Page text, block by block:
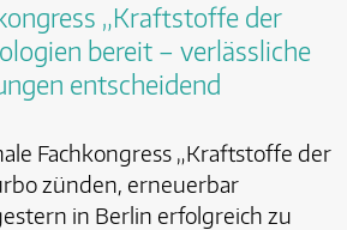
„Kraftstoffe der
bereit – verlässliche
entscheidend
Fachkongress „Kraftstoffe der
zünden, erneuerbar
in Berlin erfolgreich zu